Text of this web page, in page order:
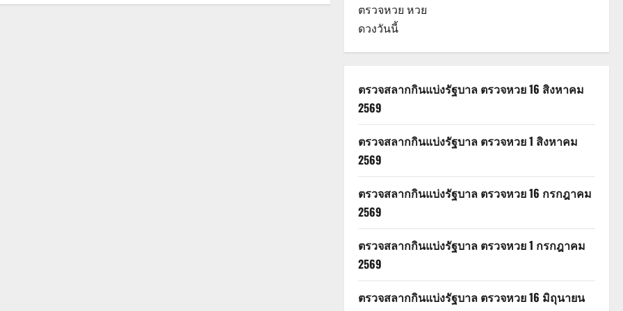
ตรวจหวย หวย
ดวงวันนี้
ตรวจสลากกินแบ่งรัฐบาล ตรวจหวย 16 สิงหาคม
2569
ตรวจสลากกินแบ่งรัฐบาล ตรวจหวย 1 สิงหาคม
2569
ตรวจสลากกินแบ่งรัฐบาล ตรวจหวย 16 กรกฎาคม
2569
ตรวจสลากกินแบ่งรัฐบาล ตรวจหวย 1 กรกฎาคม
2569
ตรวจสลากกินแบ่งรัฐบาล ตรวจหวย 16 มิถุนายน